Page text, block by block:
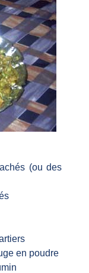
(ou des
en poudre